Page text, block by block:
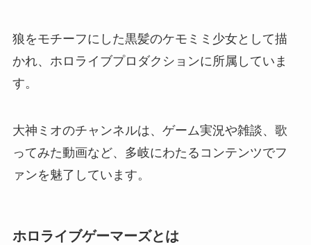
狼をモチーフにした黒髪のケモミミ少女として描
かれ、ホロライブプロダクションに所属していま
す。
大神ミオのチャンネルは、ゲーム実況や雑談、歌
ってみた動画など、多岐にわたるコンテンツでフ
ァンを魅了しています。
ホロライブゲーマーズとは